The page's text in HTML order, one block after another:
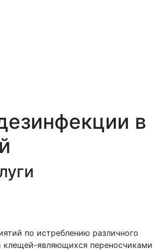
в
по истреблению различного
клещей-являющихся переносчиками